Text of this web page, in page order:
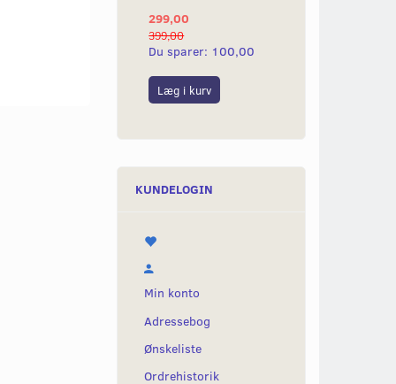
299,00
399,00
Du sparer: 100,00
Læg i kurv
KUNDELOGIN
Min konto
Adressebog
Ønskeliste
Ordrehistorik